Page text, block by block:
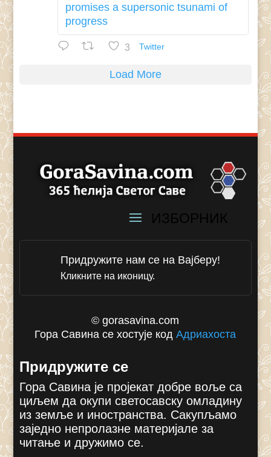
promises a supersonic tsunami of
progress
3 Twitter
Load More
Придружите нам се на Вајберу!
Кликните на иконицу.
© gorasavina.com
Гора Савина се хостује кодАдриахоста
Придружите се
Гора Савина је пројекат добре воље са
циљем да окупи светосавску омладину
из земље и иностранства. Сакупљамо
заједно непролазне материјале за
читање и дружимо се.